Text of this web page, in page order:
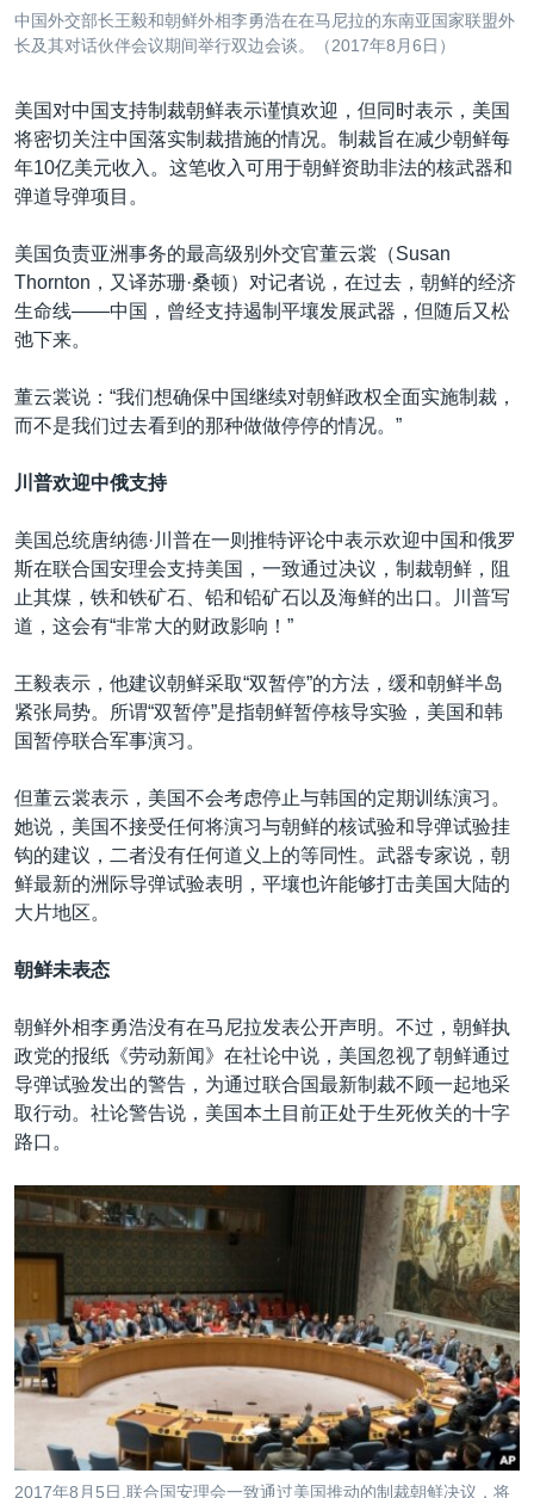
中国外交部长王毅和朝鲜外相李勇浩在在马尼拉的东南亚国家联盟外
长及其对话伙伴会议期间举行双边会谈。（2017年8月6日）
美国对中国支持制裁朝鲜表示谨慎欢迎，但同时表示，美国
将密切关注中国落实制裁措施的情况。制裁旨在减少朝鲜每
年10亿美元收入。这笔收入可用于朝鲜资助非法的核武器和
弹道导弹项目。
美国负责亚洲事务的最高级别外交官董云裳（Susan
Thornton，又译苏珊·桑顿）对记者说，在过去，朝鲜的经济
生命线——中国，曾经支持遏制平壤发展武器，但随后又松
弛下来。
董云裳说：“我们想确保中国继续对朝鲜政权全面实施制裁，
而不是我们过去看到的那种做做停停的情况。”
川普欢迎中俄支持
美国总统唐纳德·川普在一则推特评论中表示欢迎中国和俄罗
斯在联合国安理会支持美国，一致通过决议，制裁朝鲜，阻
止其煤，铁和铁矿石、铅和铅矿石以及海鲜的出口。川普写
道，这会有“非常大的财政影响！”
王毅表示，他建议朝鲜采取“双暂停”的方法，缓和朝鲜半岛
紧张局势。所谓“双暂停”是指朝鲜暂停核导实验，美国和韩
国暂停联合军事演习。
但董云裳表示，美国不会考虑停止与韩国的定期训练演习。
她说，美国不接受任何将演习与朝鲜的核试验和导弹试验挂
钩的建议，二者没有任何道义上的等同性。武器专家说，朝
鲜最新的洲际导弹试验表明，平壤也许能够打击美国大陆的
大片地区。
朝鲜未表态
朝鲜外相李勇浩没有在马尼拉发表公开声明。不过，朝鲜执
政党的报纸《劳动新闻》在社论中说，美国忽视了朝鲜通过
导弹试验发出的警告，为通过联合国最新制裁不顾一起地采
取行动。社论警告说，美国本土目前正处于生死攸关的十字
路口。
2017年8月5日,联合国安理会一致通过美国推动的制裁朝鲜决议，将